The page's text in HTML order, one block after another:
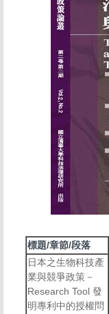
標題/章節/段落
日本之生物科技產
業與競爭政策－
Research Tool 發
明專利中的授權問